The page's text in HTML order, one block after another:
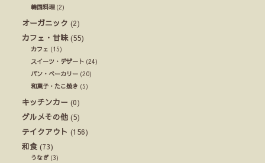
韓国料理(2)
オーガニック (2)
カフェ・甘味(55)
カフェ (15)
スイーツ・デザート (24)
パン・ベーカリー (20)
和菓子・たこ焼き (5)
キッチンカー (0)
グルメその他 (5)
テイクアウト (156)
和食 (73)
うなぎ(3)